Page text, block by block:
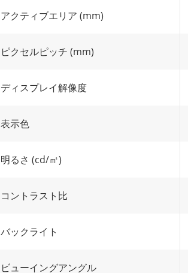
アクティブエリア (mm)
ピクセルピッチ (mm)
ディスプレイ解像度
表示色
明るさ (cd/㎡)
コントラスト比
バックライト
ビューイングアングル